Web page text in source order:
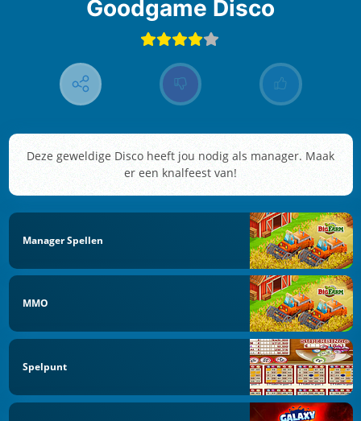
Goodgame Disco
Deze geweldige Disco heeft jou nodig als manager. Maak
er een knalfeest van!
Manager Spellen
MMO
Spelpunt